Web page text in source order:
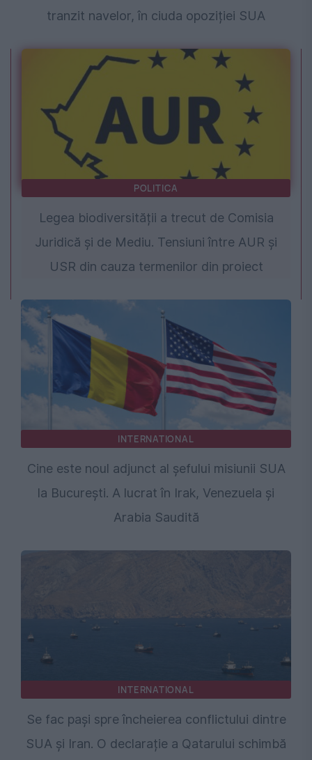
tranzit navelor, în ciuda opoziției SUA
POLITICA
Legea biodiversității a trecut de Comisia
Juridică și de Mediu. Tensiuni între AUR și
USR din cauza termenilor din proiect
INTERNATIONAL
Cine este noul adjunct al șefului misiunii SUA
la București. A lucrat în Irak, Venezuela și
Arabia Saudită
INTERNATIONAL
Se fac pași spre încheierea conflictului dintre
SUA și Iran. O declarație a Qatarului schimbă